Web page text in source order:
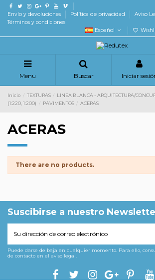
Envío y devoluciones Política de privacidad
Aviso
Términos y condiciones
Español
Menu Buscar Iniciar
Inicio TEXTURAS LINEA BLANCA - ARQUITECTURA/
(1:220, 1:200)
PAVIMENTOS ACERAS
ACERAS
There are no products.
Suscibirse a nuestro
Puede darse de baja en cualquier momento. Para ello,
de contacto en el aviso legal.